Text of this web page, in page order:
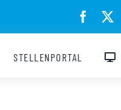
STELLENPORTAL